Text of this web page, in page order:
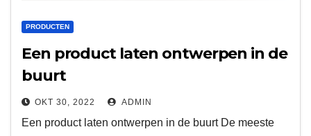
PRODUCTEN
Een product laten ontwerpen in de
buurt
OKT 30, 2022 ADMIN
Een product laten ontwerpen in de buurt De meeste